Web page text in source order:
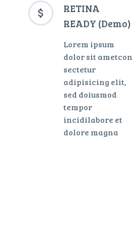


RETINA
READY (Demo)
Lorem ipsum
dolor sit ametcon
sectetur
adipisicing elit,
sed doiusmod
tempor
incidilabore et
dolore magna